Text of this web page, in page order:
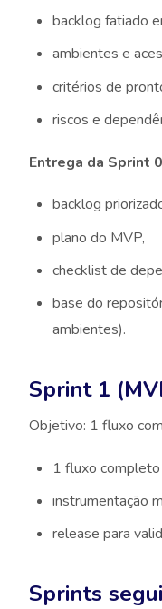
backlog fatiado
ambientes e
critérios de
riscos e
Entrega da Sprint
backlog
plano do MVP,
checklist de
base do
ambientes).
Sprint 1
Objetivo: 1 fluxo
1 fluxo
instrumentação
release para
Sprints